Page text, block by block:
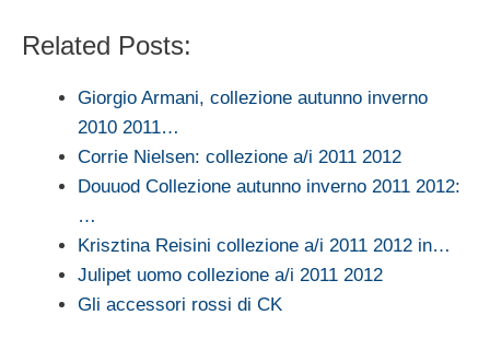
Related Posts:
Giorgio Armani, collezione autunno inverno
2010 2011…
Corrie Nielsen: collezione a/i 2011 2012
Douuod Collezione autunno inverno 2011 2012:
…
Krisztina Reisini collezione a/i 2011 2012 in…
Julipet uomo collezione a/i 2011 2012
Gli accessori rossi di CK